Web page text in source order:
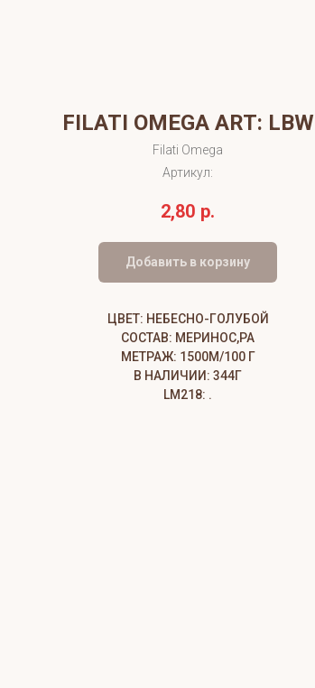
FILATI OMEGA ART: LBW
Filati Omega
Артикул:
2,80 р.
Добавить в корзину
ЦВЕТ: НЕБЕСНО-ГОЛУБОЙ
СОСТАВ: МЕРИНОС,РА
МЕТРАЖ: 1500М/100 Г
В НАЛИЧИИ: 344Г
LM218: .